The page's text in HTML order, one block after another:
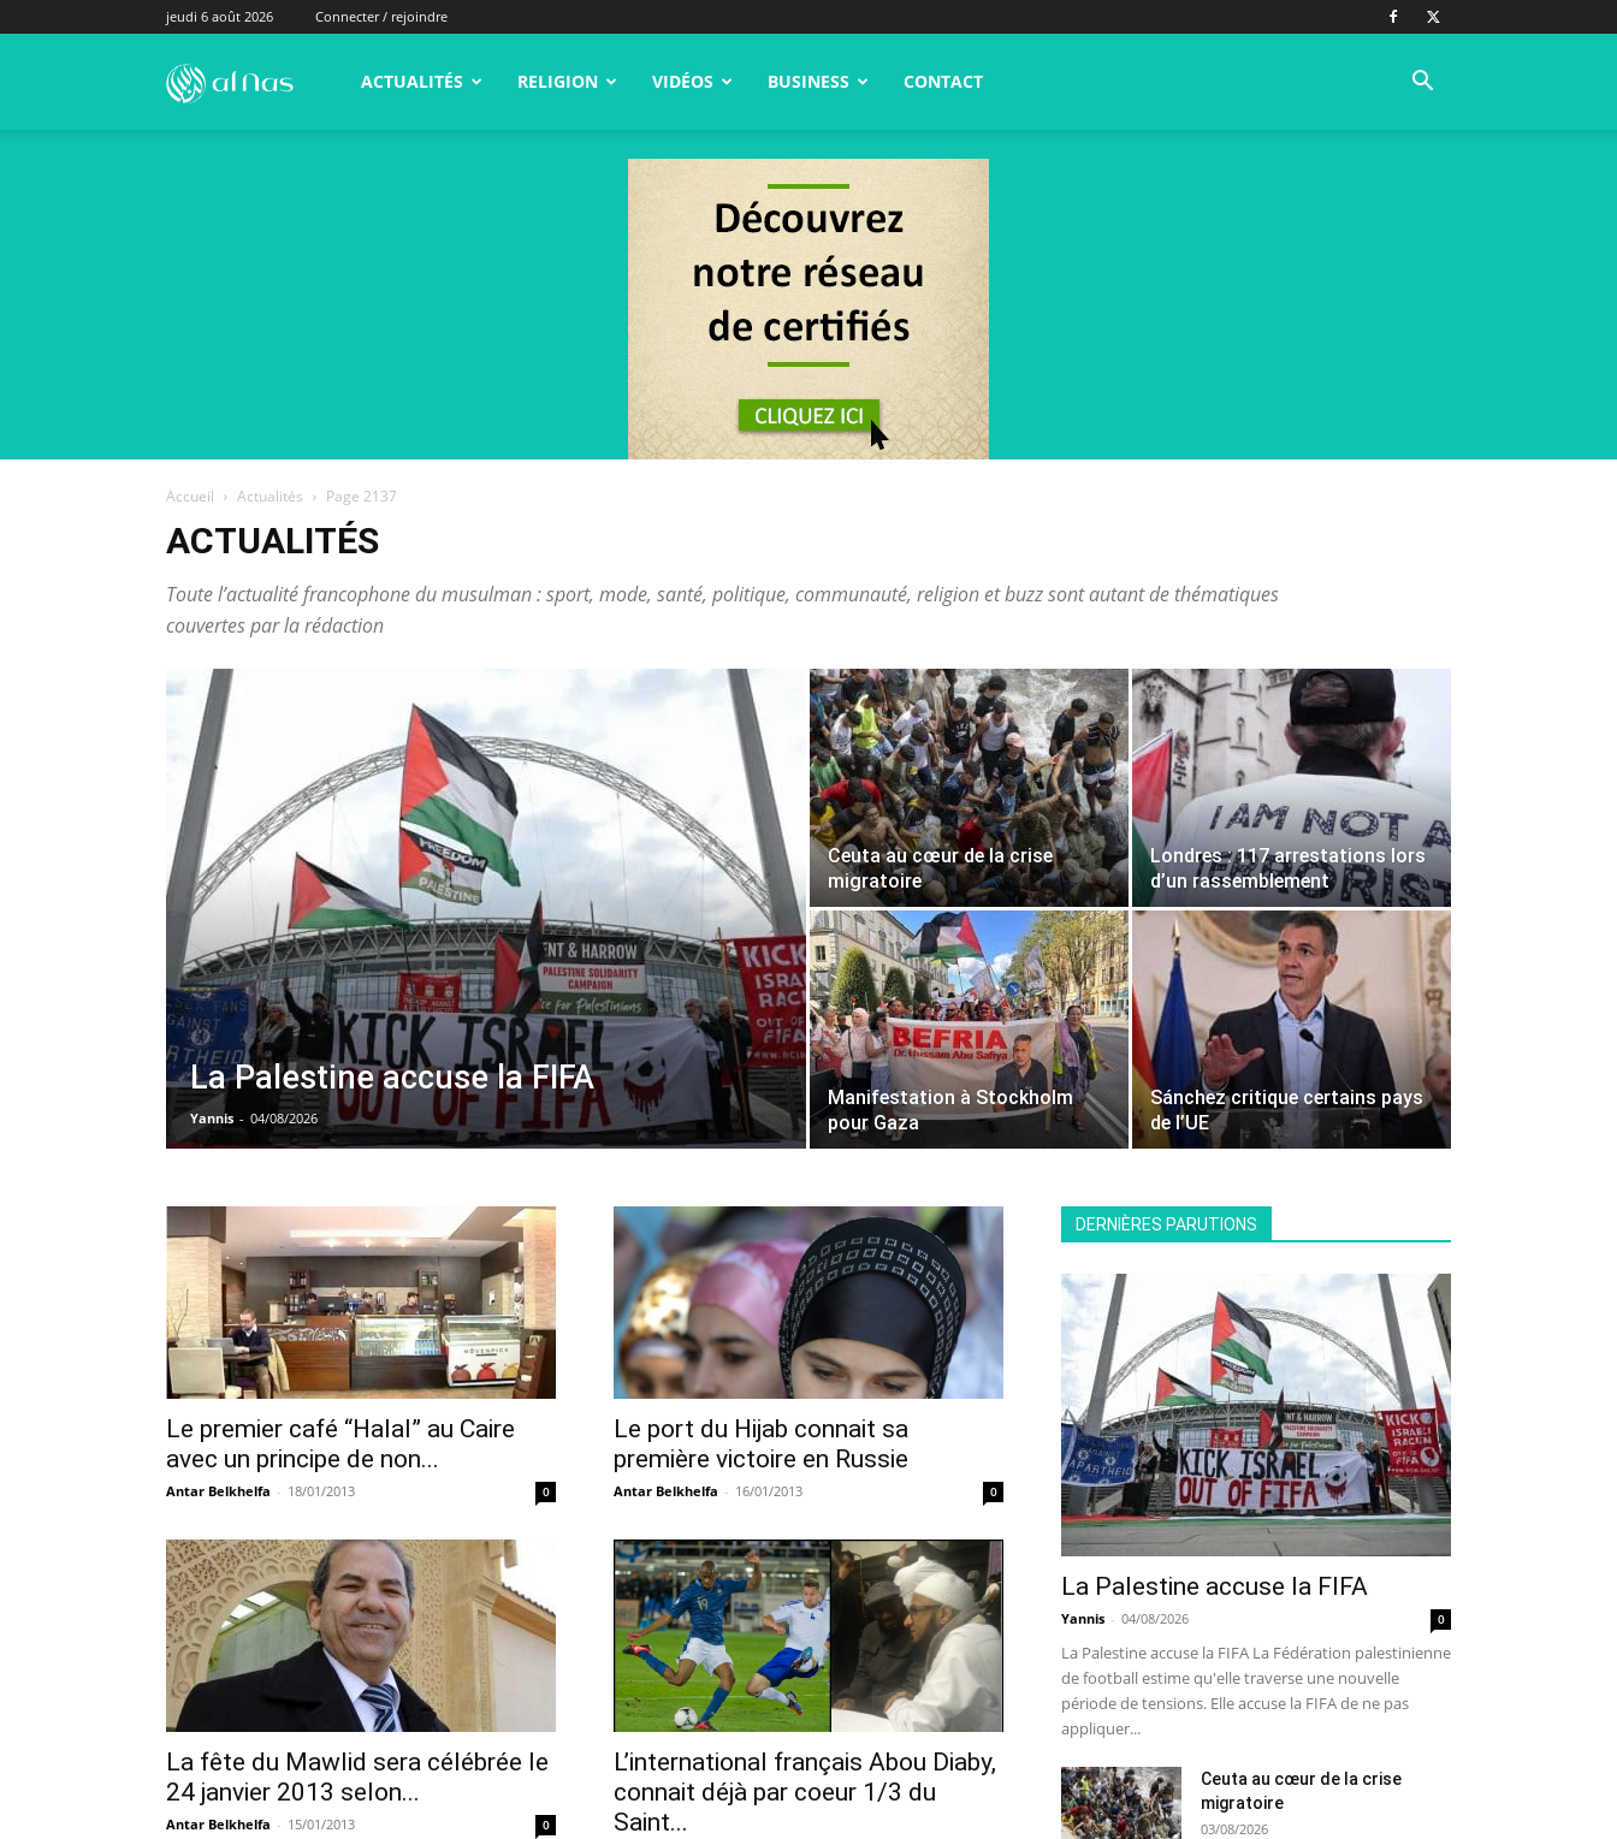
jeudi 6 août 2026 Connecter / rejoindre
alNas.fr ACTUALITÉS RELIGION VIDÉOS BUSINESS CONTACT
Accueil Actualités Page 2137
ACTUALITÉS
Toute l’actualité francophone du musulman : sport, mode, santé, politique, communauté, religion et buzz sont autant de thématiques
couvertes par la rédaction
La Palestine accuse la FIFA
Yannis - 04/08/2026
Ceuta au cœur de la crise
migratoire
Londres : 117 arrestations lors
d’un rassemblement
Manifestation à Stockholm
pour Gaza
Sánchez critique certains pays
de l’UE
Le premier café “Halal” au Caire
avec un principe de non...
Antar Belkhelfa - 18/01/2013 0
Le port du Hijab connait sa
première victoire en Russie
Antar Belkhelfa - 16/01/2013 0
La fête du Mawlid sera célébrée le
24 janvier 2013 selon...
Antar Belkhelfa - 15/01/2013 0
L’international français Abou Diaby,
connait déjà par coeur 1/3 du
Saint...
DERNIÈRES PARUTIONS
La Palestine accuse la FIFA
Yannis - 04/08/2026 0
La Palestine accuse la FIFA La Fédération palestinienne
de football estime qu'elle traverse une nouvelle
période de tensions. Elle accuse la FIFA de ne pas
appliquer...
Ceuta au cœur de la crise
migratoire
03/08/2026